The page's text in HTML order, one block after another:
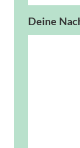
Deine